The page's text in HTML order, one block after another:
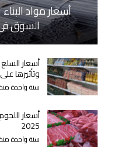
أسعار مواد
السوق في 12 مايو
أسعار
وتأثيرها
سنة واحدة منذ
أسعار
2025
سنة واحدة منذ